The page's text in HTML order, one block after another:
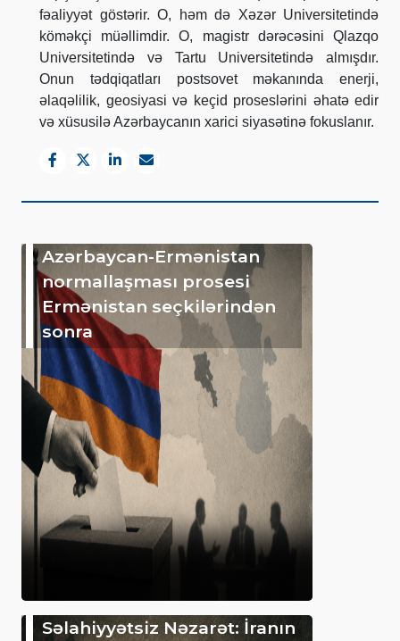
fəaliyyət göstərir. O, həm də Xəzər Universitetində
köməkçi müəllimdir. O, magistr dərəcəsini Qlazqo
Universitetində və Tartu Universitetində almışdır.
Onun tədqiqatları postsovet məkanında enerji,
əlaqəlilik, geosiyasi və keçid proseslərini əhatə edir
və xüsusilə Azərbaycanın xarici siyasətinə fokuslanır.
Azərbaycan-Ermənistan
normallaşması prosesi
Ermənistan seçkilərindən
sonra
Səlahiyyətsiz Nəzarət: İranın